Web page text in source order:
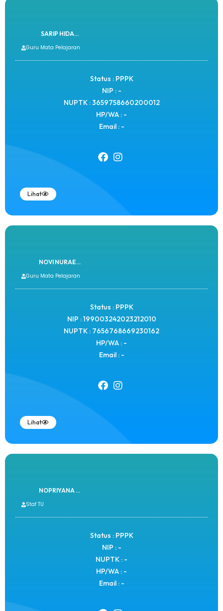
SARIP HIDA...
Guru Mata Pelajaran
Status : PPPK
NIP : -
NUPTK : 3659758660200012
HP/WA : -
Email : -
Lihat
NOVI NURAE...
Guru Mata Pelajaran
Status : PPPK
NIP : 199003242023212010
NUPTK : 7656768669230162
HP/WA : -
Email : -
Lihat
NOPRIYANA ...
Staf TU
Status : PPPK
NIP : -
NUPTK : -
HP/WA : -
Email : -